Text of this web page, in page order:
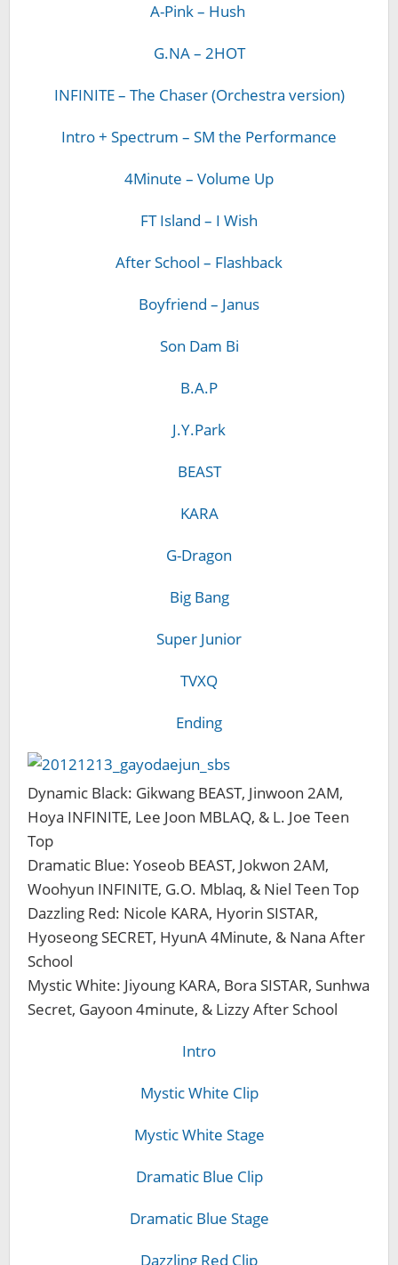
A-Pink – Hush
G.NA – 2HOT
INFINITE – The Chaser (Orchestra version)
Intro + Spectrum – SM the Performance
4Minute – Volume Up
FT Island – I Wish
After School – Flashback
Boyfriend – Janus
Son Dam Bi
B.A.P
J.Y.Park
BEAST
KARA
G-Dragon
Big Bang
Super Junior
TVXQ
Ending
Dynamic Black: Gikwang BEAST, Jinwoon 2AM,
Hoya INFINITE, Lee Joon MBLAQ, & L. Joe Teen
Top
Dramatic Blue: Yoseob BEAST, Jokwon 2AM,
Woohyun INFINITE, G.O. Mblaq, & Niel Teen Top
Dazzling Red: Nicole KARA, Hyorin SISTAR,
Hyoseong SECRET, HyunA 4Minute, & Nana After
School
Mystic White: Jiyoung KARA, Bora SISTAR, Sunhwa
Secret, Gayoon 4minute, & Lizzy After School
Intro
Mystic White Clip
Mystic White Stage
Dramatic Blue Clip
Dramatic Blue Stage
Dazzling Red Clip